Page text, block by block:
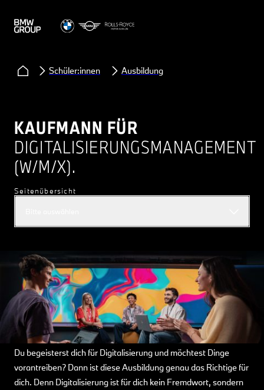
Schüler:innen Ausbildung
KAUFMANN FÜR
DIGITALISIERUNGSMANAGEMENT
(W/M/X).
Seitenübersicht
Du begeisterst dich für Digitalisierung und möchtest Dinge
vorantreiben? Dann ist diese Ausbildung genau das Richtige für
dich. Denn Digitalisierung ist für dich kein Fremdwort, sondern